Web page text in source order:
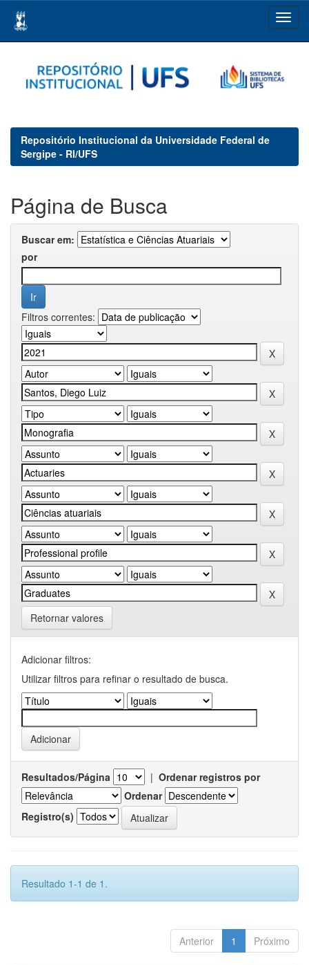
navigation
Repositório Institucional da Universidade Federal de
Sergipe - RI/UFS
Página de Busca
Buscar em:
por
Filtros correntes:
Retornar valores
Adicionar filtros:
Utilizar filtros para refinar o resultado de busca.
Resultados/Página | Ordenar registros por
Ordenar
Registro(s)
Resultado 1-1 de 1.
Anterior 1 Próximo